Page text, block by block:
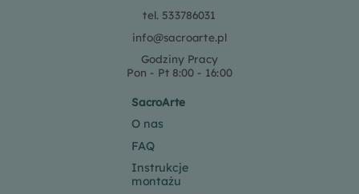
tel. 533786031
info@sacroarte.pl
Godziny Pracy
Pon - Pt 8:00 - 16:00
SacroArte
O nas
FAQ
Instrukcje
montażu